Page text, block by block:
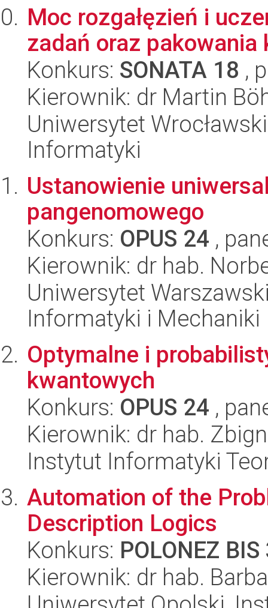
Moc rozgałęzień i
zadań oraz pakowania
Konkurs: SONATA 18 ,
Kierownik: dr Martin
Uniwersytet
Informatyki
Ustanowienie
pangenomowego
Konkurs: OPUS 24 ,
Kierownik: dr hab.
Uniwersytet
Informatyki i Mechaniki
Optymalne i
kwantowych
Konkurs: OPUS 24 ,
Kierownik: dr hab.
Instytut Informatyki
Automation of the
Description Logics
Konkurs: POLONEZ BIS
Kierownik: dr hab.